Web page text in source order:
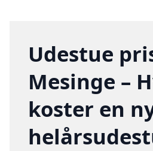
Udestue
Mesinge –
koster en